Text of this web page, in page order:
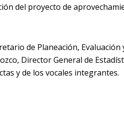
del proyecto de
de Planeación, Evaluación
Director General de
y de los vocales integrantes.